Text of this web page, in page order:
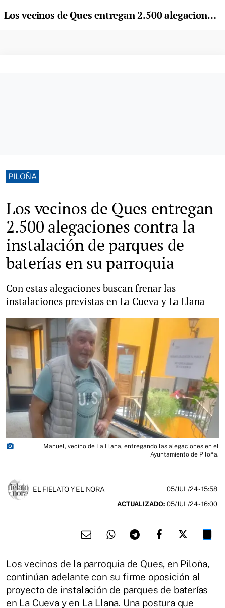
Los vecinos de Ques entregan 2.500 alegaciones contra la instalación de parques de baterías en su parroquia
PILOÑA
Los vecinos de Ques entregan
2.500 alegaciones contra la
instalación de parques de
baterías en su parroquia
Con estas alegaciones buscan frenar las
instalaciones previstas en La Cueva y La Llana
photo_camera
Manuel, vecino de La Llana, entregando las alegaciones en el
Ayuntamiento de Piloña.
EL FIELATO Y EL NORA 05/JUL/24- 15:58
ACTUALIZADO: 05/JUL/24 - 16:00
Los vecinos de la parroquia de Ques, en Piloña,
continúan adelante con su firme oposición al
proyecto de instalación de parques de baterías
en La Cueva y en La Llana. Una postura que